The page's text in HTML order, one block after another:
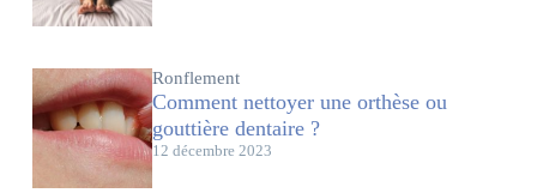
Ronflement
Comment nettoyer une orthèse ou
gouttière dentaire ?
12 décembre 2023